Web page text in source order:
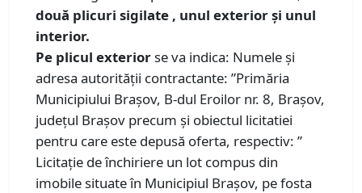
două plicuri sigilate , unul exterior și unul
interior.
Pe plicul exteriorse va indica: Numele și
adresa autorității contractante: ”Primăria
Municipiului Brașov, B-dul Eroilor nr. 8, Brașov,
județul Brașov precum și obiectul licitatiei
pentru care este depusă oferta, respectiv: ”
Licitație de închiriere un lot compus din
imobile situate în Municipiul Brașov, pe fosta